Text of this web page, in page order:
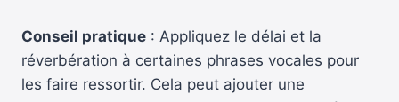
Conseil pratique : Appliquez le délai et la
réverbération à certaines phrases vocales pour
les faire ressortir. Cela peut ajouter une